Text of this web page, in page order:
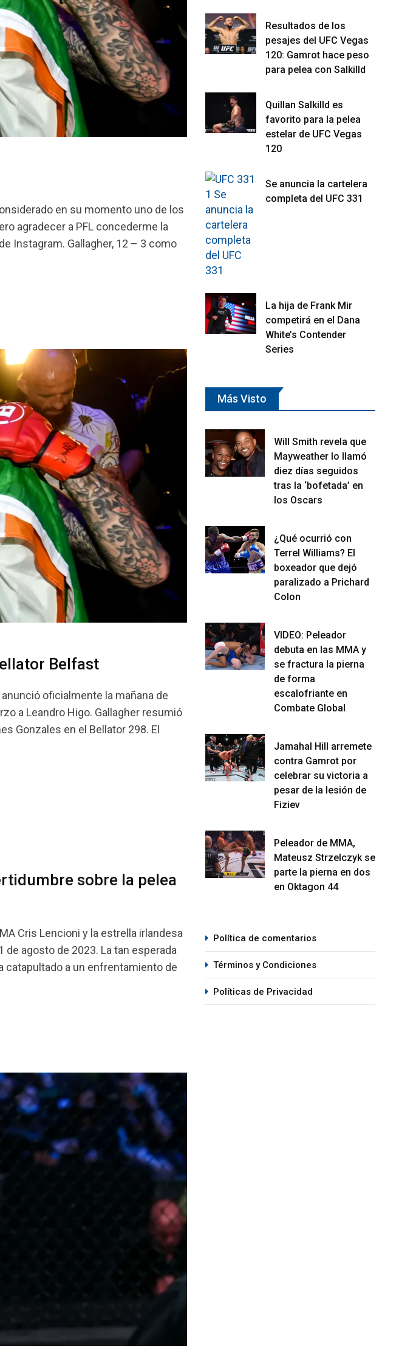
en su momento uno de los
agradecer a PFL concederme la
Instagram. Gallagher, 12 – 3 como
Belfast
oficialmente la mañana de
a Leandro Higo. Gallagher resumió
Gonzales en el Bellator 298. El
sobre la pelea
Cris Lencioni y la estrella irlandesa
agosto de 2023. La tan esperada
catapultado a un enfrentamiento de
Resultados de los
pesajes del UFC Vegas
120: Gamrot hace peso
para pelea con Salkilld
Quillan Salkilld es
favorito para la pelea
estelar de UFC Vegas
120
Se anuncia la cartelera
completa del UFC 331
La hija de Frank Mir
competirá en el Dana
White’s Contender
Series
Más Visto
Will Smith revela que
Mayweather lo llamó
diez días seguidos
tras la ‘bofetada’ en
los Oscars
¿Qué ocurrió con
Terrel Williams? El
boxeador que dejó
paralizado a Prichard
Colon
VIDEO: Peleador
debuta en las MMA y
se fractura la pierna
de forma
escalofriante en
Combate Global
Jamahal Hill arremete
contra Gamrot por
celebrar su victoria a
pesar de la lesión de
Fiziev
Peleador de MMA,
Mateusz Strzelczyk se
parte la pierna en dos
en Oktagon 44
Política de comentarios
Términos y Condiciones
Políticas de Privacidad